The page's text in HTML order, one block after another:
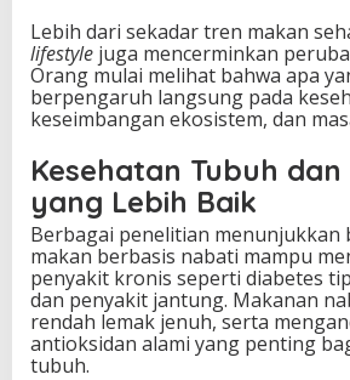
Lebih dari sekadar tren makan
lifestyle juga mencerminkan
Orang mulai melihat bahwa apa
berpengaruh langsung pada
keseimbangan ekosistem, dan
Kesehatan Tubuh dan
yang Lebih Baik
Berbagai penelitian menunjukkan
makan berbasis nabati mampu
penyakit kronis seperti diabetes
dan penyakit jantung. Makanan
rendah lemak jenuh, serta
antioksidan alami yang penting
tubuh.